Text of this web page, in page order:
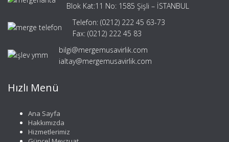
Blok Kat:11 No: 1585 Şişli – İSTANBUL
Telefon: (0212) 222 45 63-73
Fax: (0212) 222 45 83
bilgi@mergemusavirlik.com
ialtay@mergemusavirlik.com
Hızlı Menü
Ana Sayfa
Hakkımızda
Hizmetlerimiz